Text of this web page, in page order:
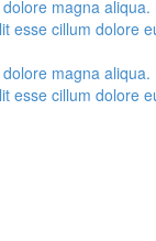
magna
esse cillum dolore
magna
esse cillum dolore